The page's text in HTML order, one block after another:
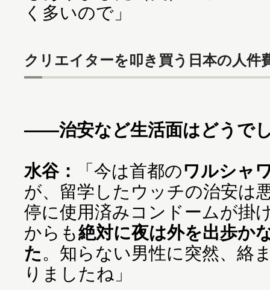
く多いので」
クリエイターを叩き買う日本の人件
——治安など生活面はどうで
水谷： 「今は首都のワルシャ
が、留学したウッチの治安は
停に使用済みコンドームが
からも絶対に夜は外を出歩か
た。知らない男性に突然、絡
りましたね」